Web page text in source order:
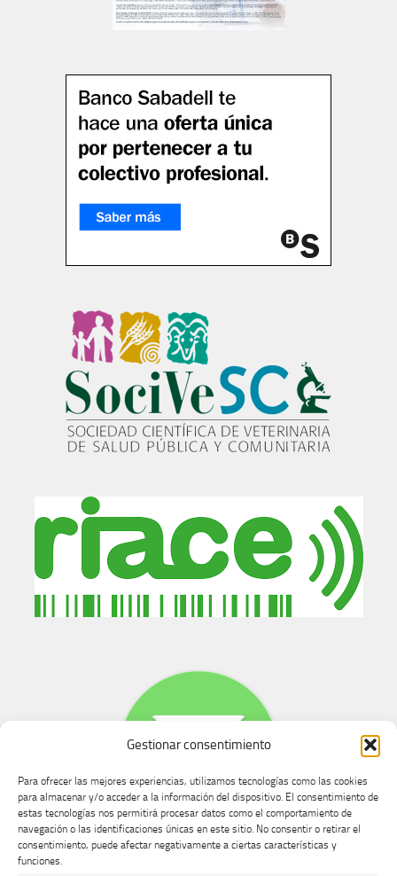
Gestionar consentimiento
Para ofrecer las mejores experiencias, utilizamos tecnologías como las cookies
para almacenar y/o acceder a la información del dispositivo. El consentimiento de
estas tecnologías nos permitirá procesar datos como el comportamiento de
navegación o las identificaciones únicas en este sitio. No consentir o retirar el
consentimiento, puede afectar negativamente a ciertas características y
funciones.
Buzón de dudas, quejas y sugerencias